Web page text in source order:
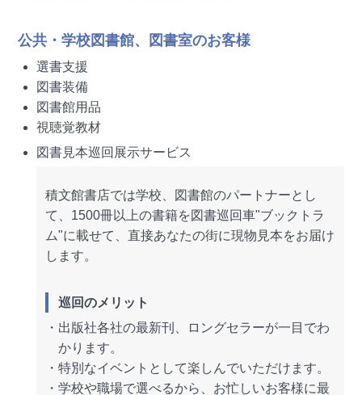
公共・学校図書館、図書室のお客様
選書支援
図書装備
図書館用品
視聴覚教材
図書見本巡回展示サービス
積文館書店では学校、図書館のパートナーとし
て、1500冊以上の書籍を図書巡回車"ブックトラ
ム"に載せて、直接あなたの街に現物見本をお届け
します。
巡回のメリット
・出版社各社の最新刊、ロングセラーが一目でわ
かります。
・特別なイベントとして楽しんでいただけます。
・学校や職場で選べるから、お忙しいお客様に最